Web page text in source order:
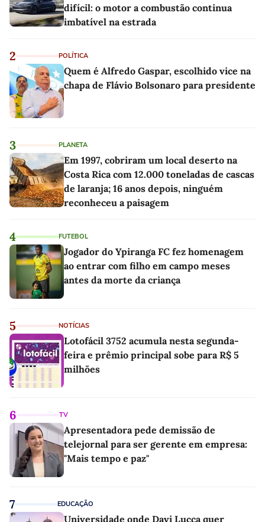
difícil: o motor a combustão continua
imbatível na estrada
2 POLÍTICA
Quem é Alfredo Gaspar, escolhido vice na
chapa de Flávio Bolsonaro para presidente
3 PLANETA
Em 1997, cobriram um local deserto na
Costa Rica com 12.000 toneladas de cascas
de laranja; 16 anos depois, ninguém
reconheceu a paisagem
4 FUTEBOL
Jogador do Ypiranga FC fez homenagem
ao entrar com filho em campo meses
antes da morte da criança
5 NOTÍCIAS
Lotofácil 3752 acumula nesta segunda-
feira e prêmio principal sobe para R$ 5
milhões
6 TV
Apresentadora pede demissão de
telejornal para ser gerente em empresa:
"Mais tempo e paz"
7 EDUCAÇÃO
Universidade onde Davi Lucca quer